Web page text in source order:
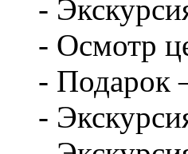
-
- Осмотр
- Подарок
-